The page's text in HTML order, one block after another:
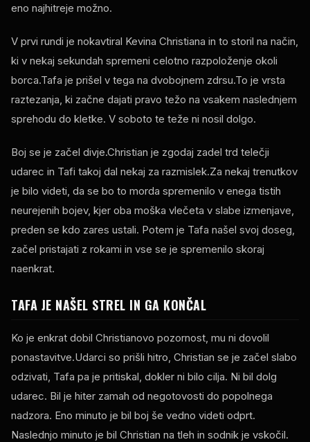
eno najhitreje možno.
V prvi rundi je nokavtiral Kevina Christiana in to storil na način,
ki v nekaj sekundah spremeni celotno razpoloženje okoli
borca.Tafa je prišel v tega na dvobojnem zdrsu.To je vrsta
raztezanja, ki začne dajati pravo težo na vsakem naslednjem
sprehodu do kletke. V soboto te teže ni nosil dolgo.
Boj se je začel divje.Christian je zgodaj zadel trd telečji
udarec in Tafi takoj dal nekaj za razmislek.Za nekaj trenutkov
je bilo videti, da se bo to morda spremenilo v enega tistih
neurejenih bojev, kjer oba moška vlečeta v slabe izmenjave,
preden se kdo zares ustali. Potem je Tafa našel svoj doseg,
začel pristajati z rokami in vse se je spremenilo skoraj
naenkrat.
TAFA JE NAŠEL STREL IN GA KONČAL
Ko je enkrat dobil Christianovo pozornost, mu ni dovolil
ponastavitve.Udarci so prišli hitro, Christian se je začel slabo
odzivati, Tafa pa je pritiskal, dokler ni bilo cilja. Ni bil dolg
udarec. Bil je hiter zamah od negotovosti do popolnega
nadzora. Eno minuto je bil boj še vedno videti odprt.
Naslednjo minuto je bil Christian na tleh in sodnik je vskočil.